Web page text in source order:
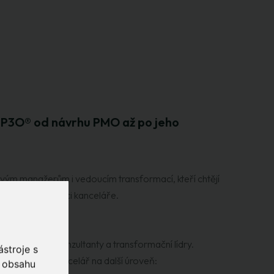
s
od návrhu PMO až po jeho
manažerům i vedoucím transformací, kteří chtějí
optimalizaci kanceláře.
až po konzultanty a transformační lídry.
svou kancelář na další úroveň: